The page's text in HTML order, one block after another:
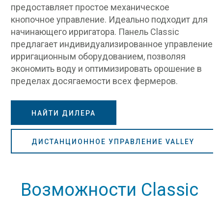
предоставляет простое механическое
кнопочное управление. Идеально подходит для
начинающего ирригатора. Панель Classic
предлагает индивидуализированное управление
ирригационным оборудованием, позволяя
экономить воду и оптимизировать орошение в
пределах досягаемости всех фермеров.
НАЙТИ ДИЛЕРА
ДИСТАНЦИОННОЕ УПРАВЛЕНИЕ VALLEY
Возможности Classic